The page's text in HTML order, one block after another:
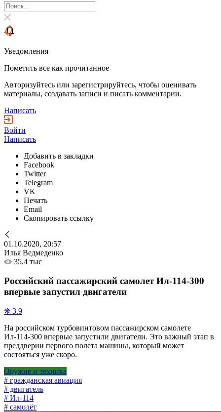
Уведомления
Пометить все как прочитанное
Авторизуйтесь или зарегистрируйтесь, чтобы оценивать
материалы, создавать записи и писать комментарии.
Написать
Войти
Написать
Добавить в закладки
Facebook
Twitter
Telegram
VK
Печать
Email
Скопировать ссылку
01.10.2020, 20:57
Илья Ведмеденко
35,4 тыс
Российский пассажирский самолет Ил-114-300
впервые запустил двигатели
❋ 3.9
На российском турбовинтовом пассажирском самолете
Ил-114-300 впервые запустили двигатели. Это важный этап в
преддверии первого полета машины, который может
состояться уже скоро.
Оружие и техника
# гражданская авиация
# двигатель
# Ил-114
# самолёт